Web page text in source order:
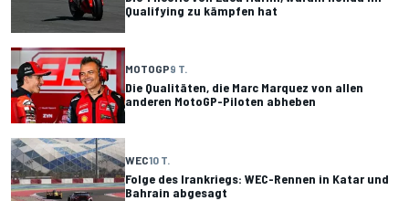
Qualifying zu kämpfen hat
MOTOGP9 T.
Die Qualitäten, die Marc Marquez von allen
anderen MotoGP-Piloten abheben
WEC10 T.
Folge des Irankriegs: WEC-Rennen in Katar und
Bahrain abgesagt